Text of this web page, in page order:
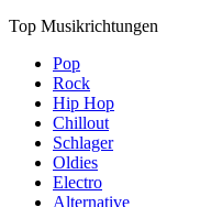
Top Musikrichtungen
Pop
Rock
Hip Hop
Chillout
Schlager
Oldies
Electro
Alternative